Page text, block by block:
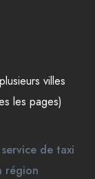
villes
les pages)
de taxi
région